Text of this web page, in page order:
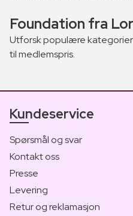
Foundation fra
Utforsk populære kategorier
til medlemspris.
Kundeservice
Spørsmål og svar
Kontakt oss
Presse
Levering
Retur og reklamasjon